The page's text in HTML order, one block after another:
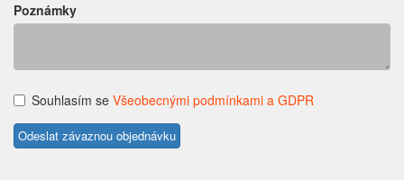
Poznámky
Souhlasím se Všeobecnými podmínkami a GDPR